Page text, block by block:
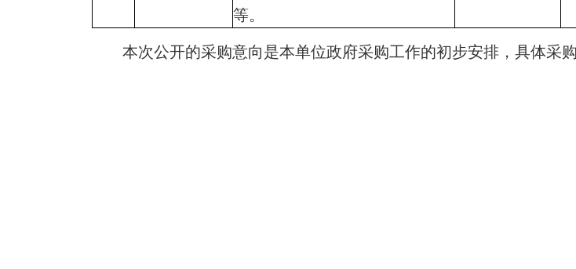
等。
本次公开的采购意向是本单位政府采购工作的初步安排，具体采